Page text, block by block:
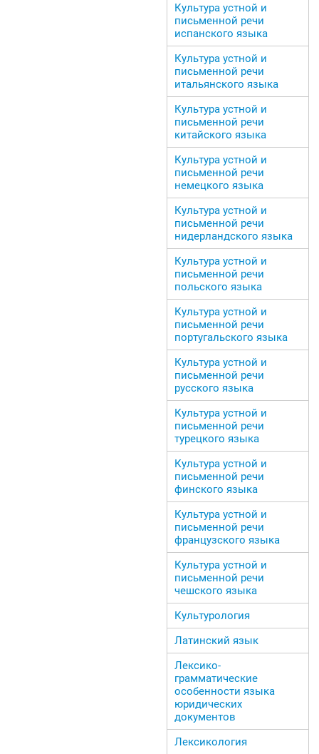
Культура устной и
письменной речи
испанского языка
Культура устной и
письменной речи
итальянского языка
Культура устной и
письменной речи
китайского языка
Культура устной и
письменной речи
немецкого языка
Культура устной и
письменной речи
нидерландского языка
Культура устной и
письменной речи
польского языка
Культура устной и
письменной речи
португальского языка
Культура устной и
письменной речи
русского языка
Культура устной и
письменной речи
турецкого языка
Культура устной и
письменной речи
финского языка
Культура устной и
письменной речи
французского языка
Культура устной и
письменной речи
чешского языка
Культурология
Латинский язык
Лексико-
грамматические
особенности языка
юридических
документов
Лексикология